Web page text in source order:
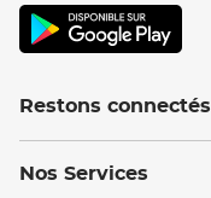
Restons connectés
Nos Services